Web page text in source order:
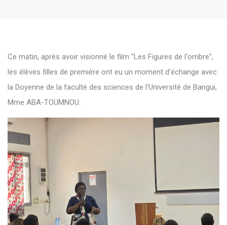
Ce matin, après avoir visionné le film "Les Figures de l'ombre",
les élèves filles de première ont eu un moment d'échange avec
la Doyenne de la faculté des sciences de l'Université de Bangui,
Mme ABA-TOUMNOU.